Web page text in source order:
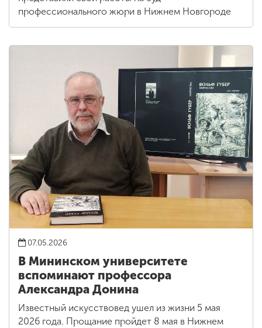
профессионального жюри в Нижнем Новгороде
07.05.2026
В Мининском университете
вспоминают профессора
Александра Донина
Известный искусствовед ушел из жизни 5 мая
2026 года. Прощание пройдет 8 мая в Нижнем